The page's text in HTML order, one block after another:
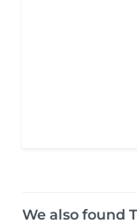
We also found